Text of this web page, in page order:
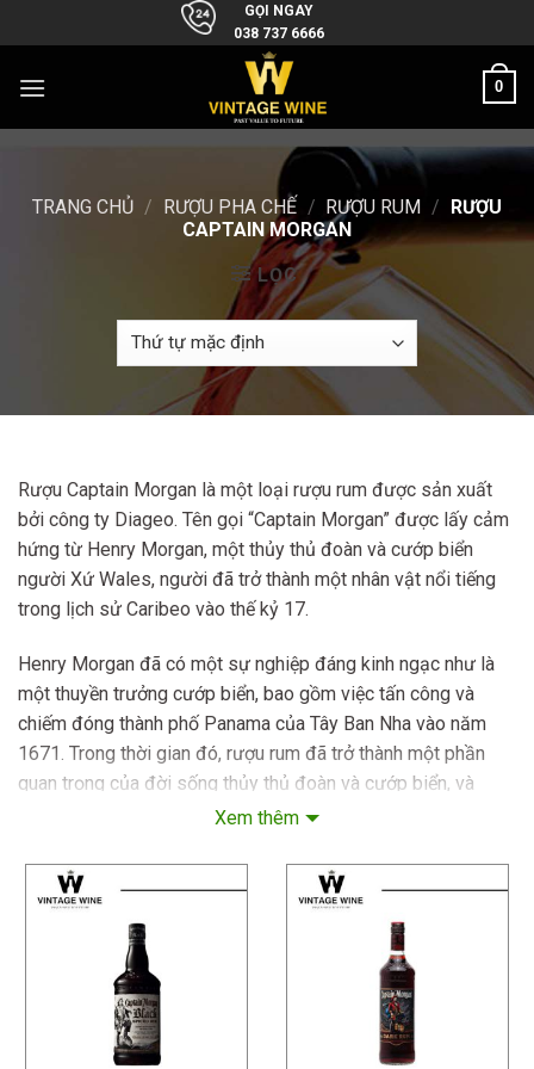
to
GỌI NGAY
038 737 6666
0
TRANG CHỦ / RƯỢU PHA CHẾ / RƯỢU RUM / RƯỢU
CAPTAIN MORGAN
LỌC
Rượu Captain Morgan là một loại rượu rum được sản xuất
bởi công ty Diageo. Tên gọi “Captain Morgan” được lấy cảm
hứng từ Henry Morgan, một thủy thủ đoàn và cướp biển
người Xứ Wales, người đã trở thành một nhân vật nổi tiếng
trong lịch sử Caribeo vào thế kỷ 17.
Henry Morgan đã có một sự nghiệp đáng kinh ngạc như là
một thuyền trưởng cướp biển, bao gồm việc tấn công và
chiếm đóng thành phố Panama của Tây Ban Nha vào năm
1671. Trong thời gian đó, rượu rum đã trở thành một phần
quan trọng của đời sống thủy thủ đoàn và cướp biển, và
thương hiệu Captain Morgan đã được tạo ra để tôn vinh tên
Xem thêm